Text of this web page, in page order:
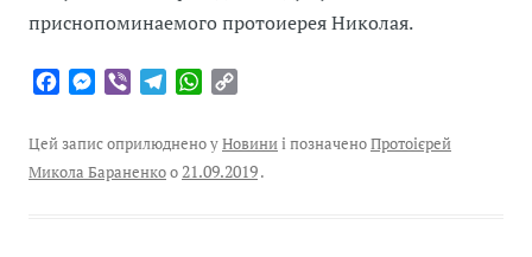
приснопоминаемого протоиерея Николая.
b
M
e
r
e
g
W
t
s
y
L
Цей запис оприлюднено уНовиниі позначеноПротоієрей
Микола Бараненкоо21.09.2019.